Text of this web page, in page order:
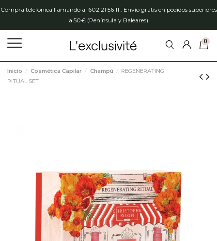
Compra telefónica llamando al 602 21 56 11 . Envío gratis en pedidos superiores
a 50€ (Península y Baleares)
0
Inicio Cosmética Capilar Champú
REGENERATING
RITUAL SET